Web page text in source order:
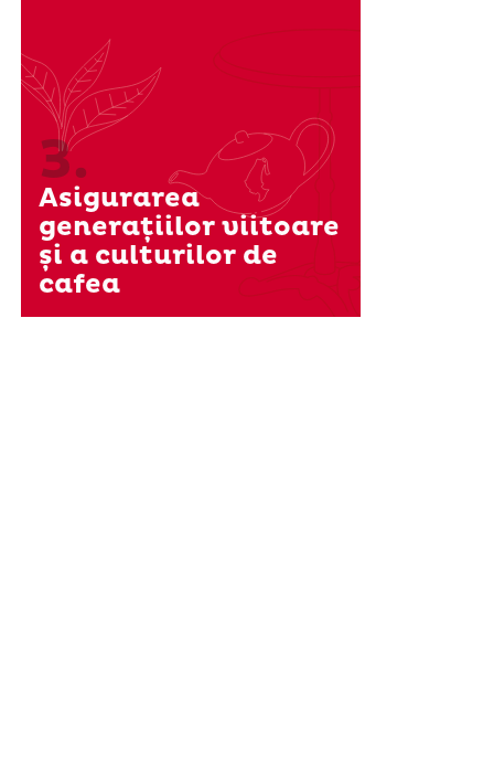
3.
Asigurarea
generațiilor viitoare
și a culturilor de
cafea